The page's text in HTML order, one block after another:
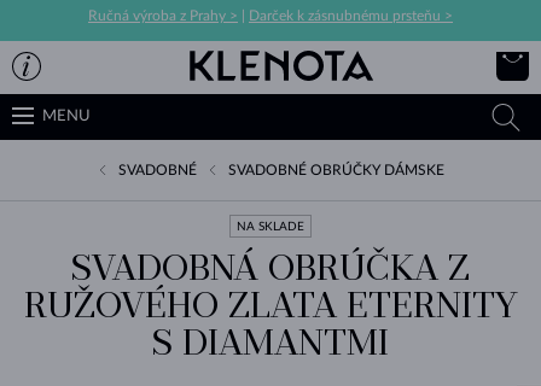
Ručná výroba z Prahy > Darček k zásnubnému prsteňu >
MENU
SVADOBNÉ SVADOBNÉ OBRÚČKY DÁMSKE
NA SKLADE
SVADOBNÁ OBRÚČKA Z
RUŽOVÉHO ZLATA ETERNITY
S DIAMANTMI